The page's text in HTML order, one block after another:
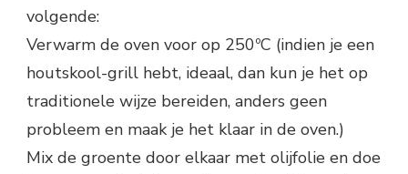
volgende:
Verwarm de oven voor op 250ºC (indien je een
houtskool-grill hebt, ideaal, dan kun je het op
traditionele wijze bereiden, anders geen
probleem en maak je het klaar in de oven.)
Mix de groente door elkaar met olijfolie en doe